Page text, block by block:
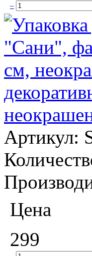
–
Артикул:
Цена
299